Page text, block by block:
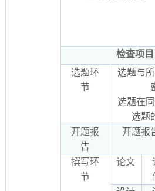
检查项目
选题环
节
选题与
选题在
选题
开题报
告
开题报
撰写环
节
论文